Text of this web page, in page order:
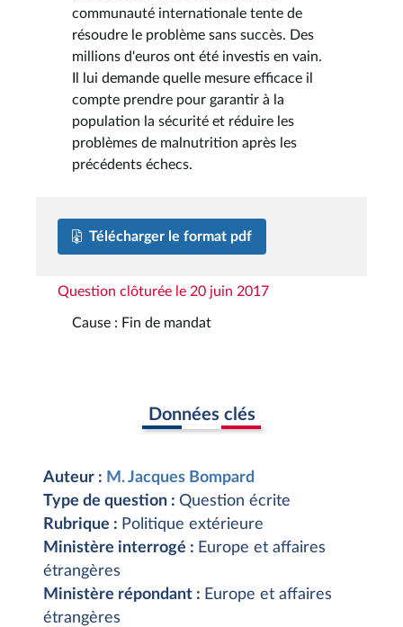
communauté internationale tente de
résoudre le problème sans succès. Des
millions d'euros ont été investis en vain.
Il lui demande quelle mesure efficace il
compte prendre pour garantir à la
population la sécurité et réduire les
problèmes de malnutrition après les
précédents échecs.
Télécharger le format pdf
Question clôturée le 20 juin 2017
Cause : Fin de mandat
Données clés
Auteur : M. Jacques Bompard
Type de question : Question écrite
Rubrique : Politique extérieure
Ministère interrogé : Europe et affaires
étrangères
Ministère répondant : Europe et affaires
étrangères